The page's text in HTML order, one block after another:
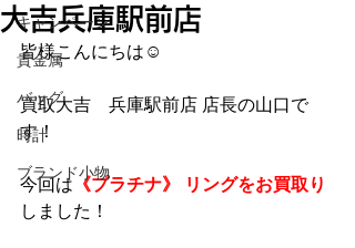
キャンペーン
貴金属
バッグ
時計
ブランド小物
大吉兵庫駅前店
皆様こんにちは☺
買取大吉　兵庫駅前店 店長の山口で
す！
今回は 《プラチナ》 リングをお買取り
しました！